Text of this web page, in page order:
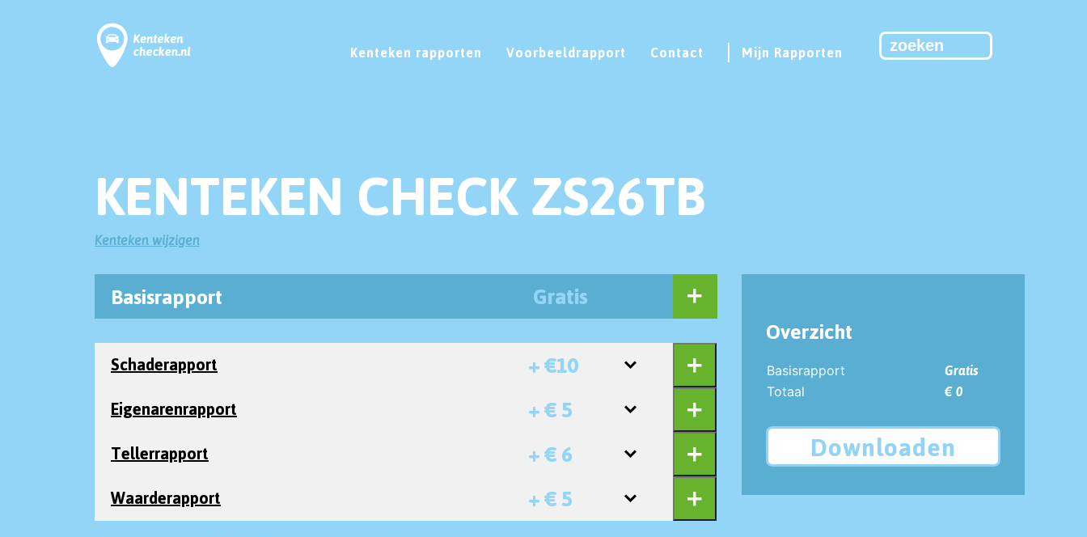
Kenteken rapporten Voorbeeldrapport Contact Mijn Rapporten
KENTEKEN CHECK ZS26TB
Kenteken wijzigen
Basisrapport Gratis
Schaderapport + €10
Eigenarenrapport + € 5
Tellerrapport + € 6
Waarderapport + € 5
Overzicht
Basisrapport
Gratis
Totaal
€ 0
Downloaden